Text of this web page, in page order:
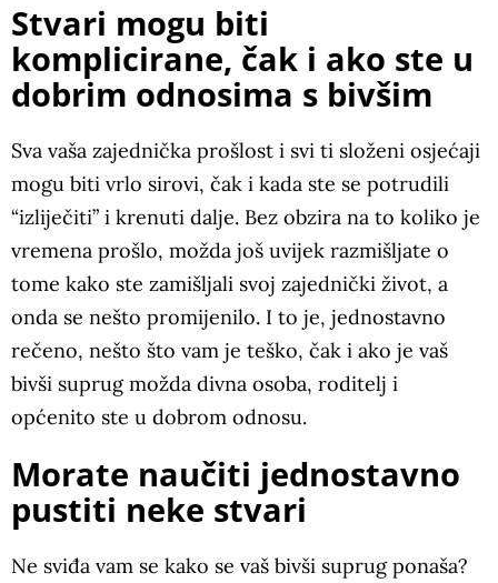
Stvari mogu biti
komplicirane, čak i ako ste u
dobrim odnosima s bivšim
Sva vaša zajednička prošlost i svi ti složeni osjećaji
mogu biti vrlo sirovi, čak i kada ste se potrudili
“izliječiti” i krenuti dalje. Bez obzira na to koliko je
vremena prošlo, možda još uvijek razmišljate o
tome kako ste zamišljali svoj zajednički život, a
onda se nešto promijenilo. I to je, jednostavno
rečeno, nešto što vam je teško, čak i ako je vaš
bivši suprug možda divna osoba, roditelj i
općenito ste u dobrom odnosu.
Morate naučiti jednostavno
pustiti neke stvari
Ne sviđa vam se kako se vaš bivši suprug ponaša?